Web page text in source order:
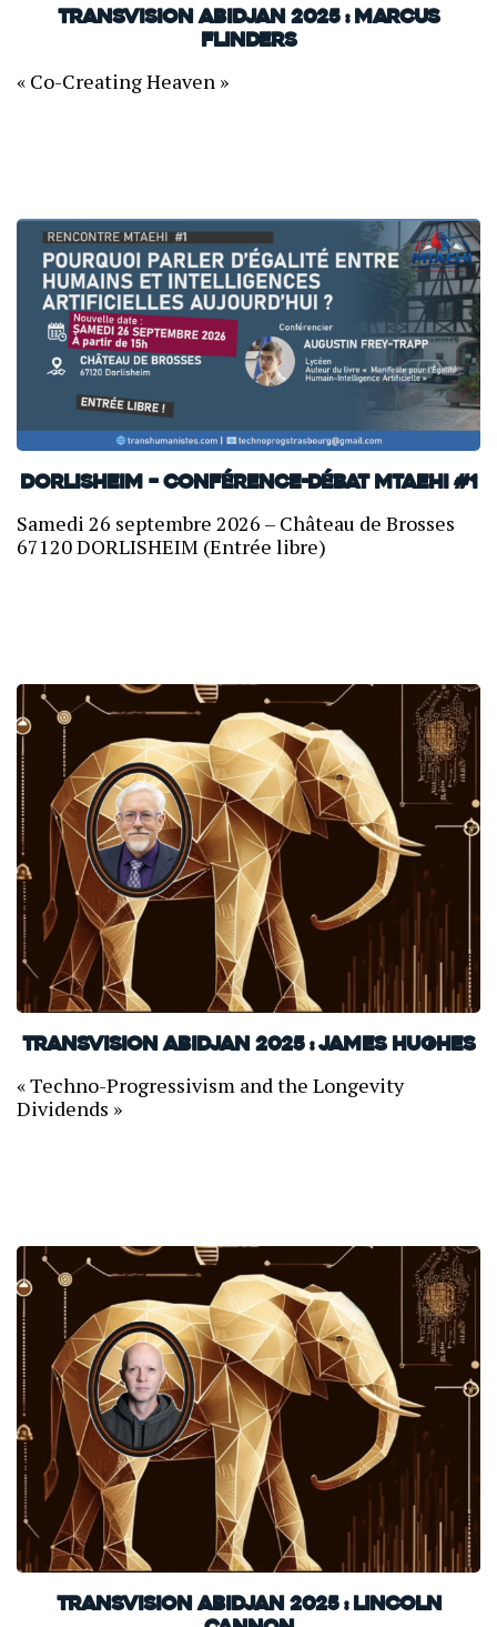
TransVision Abidjan 2025 : Marcus
Flinders
« Co-Creating Heaven »
Dorlisheim – Conférence-débat MTAEHI #1
Samedi 26 septembre 2026 – Château de Brosses
67120 DORLISHEIM (Entrée libre)
TransVision Abidjan 2025 : James Hughes
« Techno-Progressivism and the Longevity
Dividends »
TransVision Abidjan 2025 : Lincoln